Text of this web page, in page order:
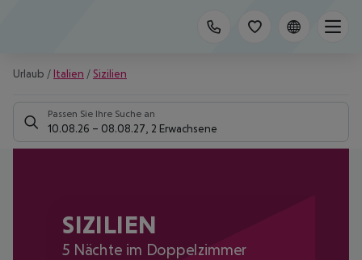
Urlaub / Italien / Sizilien
Passen Sie Ihre Suche an
10.08.26 – 08.08.27 2 Erwachsene
SIZILIEN
5 Nächte im Doppelzimmer